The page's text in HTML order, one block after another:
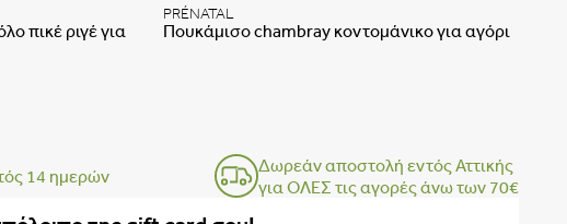
πικέ ριγέ για
PRÉNATAL
Πουκάμισο chambray κοντομάνικο για αγόρι
14 ημερών
Δωρεάν αποστολή εντός Αττικής
για ΟΛΕΣ τις αγορές άνω των 70€